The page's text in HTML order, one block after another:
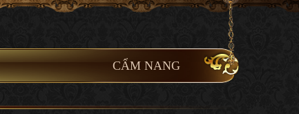
CẨM NANG